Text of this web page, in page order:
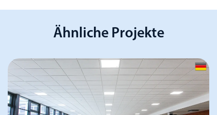
Ähnliche Projekte